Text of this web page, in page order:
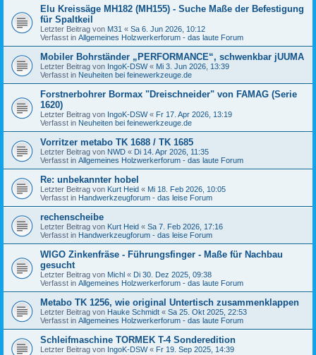
Elu Kreissäge MH182 (MH155) - Suche Maße der Befestigung
für Spaltkeil
Letzter Beitrag von M31 « Sa 6. Jun 2026, 10:12
Verfasst in Allgemeines Holzwerkerforum - das laute Forum
Mobiler Bohrständer „PERFORMANCE“, schwenkbar jUUMA
Letzter Beitrag von IngoK-DSW« Mi 3. Jun 2026, 13:39
Verfasst in Neuheiten bei feinewerkzeuge.de
Forstnerbohrer Bormax "Dreischneider" von FAMAG (Serie
1620)
Letzter Beitrag von IngoK-DSW« Fr 17. Apr 2026, 13:19
Verfasst in Neuheiten bei feinewerkzeuge.de
Vorritzer metabo TK 1688 / TK 1685
Letzter Beitrag von NWD « Di 14. Apr 2026, 11:35
Verfasst in Allgemeines Holzwerkerforum - das laute Forum
Re: unbekannter hobel
Letzter Beitrag von Kurt Heid « Mi 18. Feb 2026, 10:05
Verfasst in Handwerkzeugforum - das leise Forum
rechenscheibe
Letzter Beitrag von Kurt Heid « Sa 7. Feb 2026, 17:16
Verfasst in Handwerkzeugforum - das leise Forum
WIGO Zinkenfräse - Führungsfinger - Maße für Nachbau
gesucht
Letzter Beitrag von Michl « Di 30. Dez 2025, 09:38
Verfasst in Allgemeines Holzwerkerforum - das laute Forum
Metabo TK 1256, wie original Untertisch zusammenklappen
Letzter Beitrag von Hauke Schmidt « Sa 25. Okt 2025, 22:53
Verfasst in Allgemeines Holzwerkerforum - das laute Forum
Schleifmaschine TORMEK T-4 Sonderedition
Letzter Beitrag von IngoK-DSW« Fr 19. Sep 2025, 14:39